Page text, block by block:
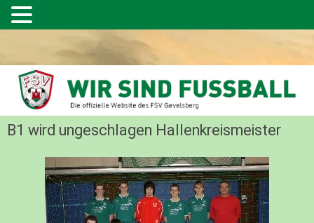
B1 wird ungeschlagen Hallenkreismeister